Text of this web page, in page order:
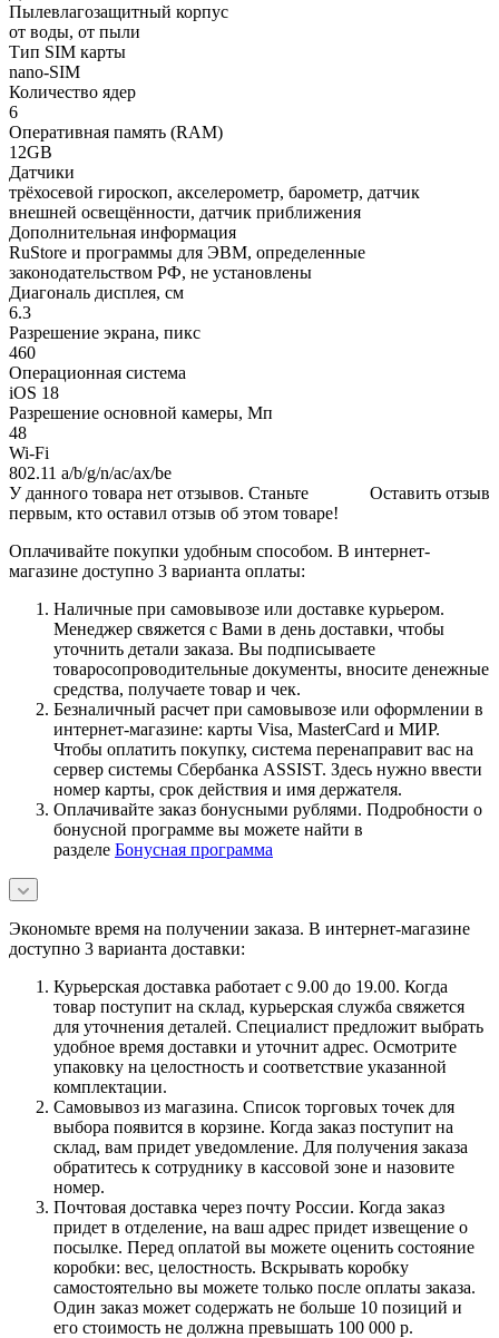
Пылевлагозащитный корпус
от воды, от пыли
Тип SIM карты
nano-SIM
Количество ядер
6
Оперативная память (RAM)
12GB
Датчики
трёхосевой гироскоп, акселерометр, барометр, датчик
внешней освещённости, датчик приближения
Дополнительная информация
RuStore и программы для ЭВМ, определенные
законодательством РФ, не установлены
Диагональ дисплея, см
6.3
Разрешение экрана, пикс
460
Операционная система
iOS 18
Разрешение основной камеры, Мп
48
Wi-Fi
802.11 a/b/g/n/ac/ax/be
Оставить отзыв
У данного товара нет отзывов. Станьте
первым, кто оставил отзыв об этом товаре!
Оплачивайте покупки удобным способом. В интернет-
магазине доступно 3 варианта оплаты:
Наличные при самовывозе или доставке курьером.
Менеджер свяжется с Вами в день доставки, чтобы
уточнить детали заказа. Вы подписываете
товаросопроводительные документы, вносите денежные
средства, получаете товар и чек.
Безналичный расчет при самовывозе или оформлении в
интернет-магазине: карты Visa, MasterCard и МИР.
Чтобы оплатить покупку, система перенаправит вас на
сервер системы Сбербанка ASSIST. Здесь нужно ввести
номер карты, срок действия и имя держателя.
Оплачивайте заказ бонусными рублями. Подробности о
бонусной программе вы можете найти в
разделе Бонусная программа
Экономьте время на получении заказа. В интернет-магазине
доступно 3 варианта доставки:
Курьерская доставка работает с 9.00 до 19.00. Когда
товар поступит на склад, курьерская служба свяжется
для уточнения деталей. Специалист предложит выбрать
удобное время доставки и уточнит адрес. Осмотрите
упаковку на целостность и соответствие указанной
комплектации.
Самовывоз из магазина. Список торговых точек для
выбора появится в корзине. Когда заказ поступит на
склад, вам придет уведомление. Для получения заказа
обратитесь к сотруднику в кассовой зоне и назовите
номер.
Почтовая доставка через почту России. Когда заказ
придет в отделение, на ваш адрес придет извещение о
посылке. Перед оплатой вы можете оценить состояние
коробки: вес, целостность. Вскрывать коробку
самостоятельно вы можете только после оплаты заказа.
Один заказ может содержать не больше 10 позиций и
его стоимость не должна превышать 100 000 р.